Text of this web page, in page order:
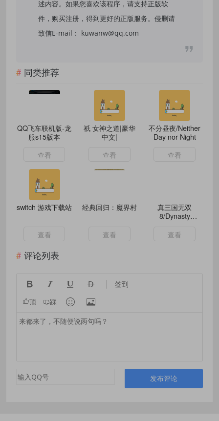
述内容。如果您喜欢该程序，请支持正版软
件，购买注册，得到更好的正版服务。侵删请
致信E-mail： kuwanw@qq.com
同类推荐
QQ飞车联机版-龙
服s15版本
查看
祇 女神之道|豪华
中文|
查看
不分昼夜/Neither
Day nor Night
查看
switch 游戏下载站
查看
经典回归：魔界村
查看
真三国无双
8/Dynasty
查看
评论列表
    签到
顶 踩  
发布评论